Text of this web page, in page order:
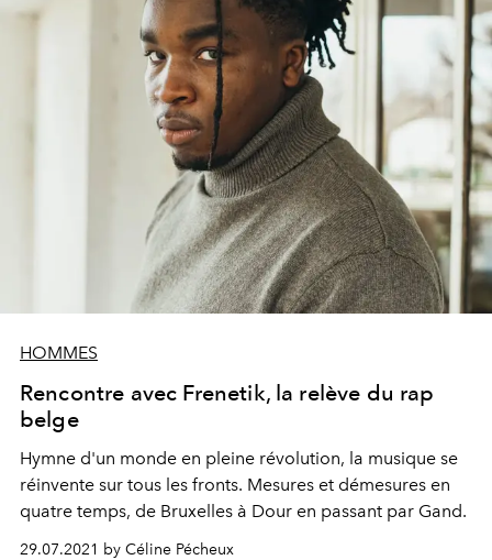
HOMMES
Rencontre avec Frenetik, la relève du rap
belge
Hymne d'un monde en pleine révolution, la musique se
réinvente sur tous les fronts. Mesures et démesures en
quatre temps, de Bruxelles à Dour en passant par Gand.
29.07.2021 by Céline Pécheux